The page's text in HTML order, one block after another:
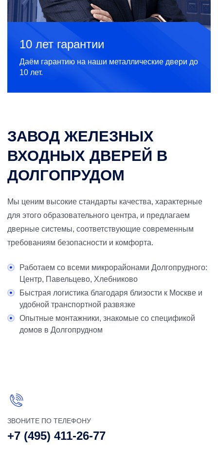
10 лет гарантии
Даём гарантию на наши металлические двери до
10 лет.
ЗАВОД ЖЕЛЕЗНЫХ
ВХОДНЫХ ДВЕРЕЙ В
ДОЛГОПРУДОМ
Мы ценим высокие стандарты качества, характерные
для этого образовательного центра, и предлагаем
дверные системы, соответствующие современным
требованиям безопасности и комфорта.
Работаем со всеми микрорайонами Долгопрудного:
Центр, Павельцево, Хлебниково
Быстрая логистика благодаря близости к Москве и
удобной транспортной развязке
Опытные монтажники, знакомые со спецификой
домов в Долгопрудном
ЗВОНИТЕ ПО ТЕЛЕФОНУ
+7 (495) 411-26-77